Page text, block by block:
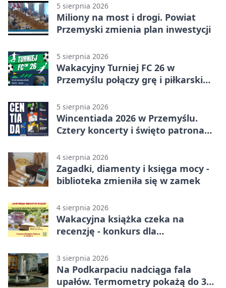
5 sierpnia 2026
Miliony na most i drogi. Powiat
Przemyski zmienia plan inwestycji
5 sierpnia 2026
Wakacyjny Turniej FC 26 w
Przemyślu połączy grę i piłkarski
5 sierpnia 2026
Wincentiada 2026 w Przemyślu.
Cztery koncerty i święto patrona
4 sierpnia 2026
Zagadki, diamenty i księga mocy -
biblioteka zmieniła się w zamek
4 sierpnia 2026
Wakacyjna książka czeka na
recenzję - konkurs dla
3 sierpnia 2026
Na Podkarpaciu nadciąga fala
upałów. Termometry pokażą do 36